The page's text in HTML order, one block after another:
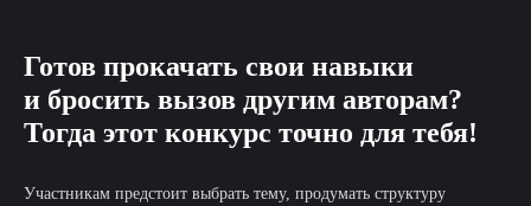
Готов прокачать свои навыки
и бросить вызов другим авторам?
Тогда этот конкурс точно для тебя!
Участникам предстоит выбрать тему, продумать структуру